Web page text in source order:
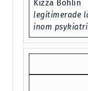
Kizza Bohlin
legitimerade
inom psykiatri